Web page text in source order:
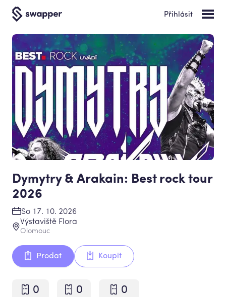
Přihlásit
Dymytry & Arakain: Best rock tour
2026
So 17. 10. 2026
Výstaviště Flora
Olomouc
Prodat Koupit
0 0 0